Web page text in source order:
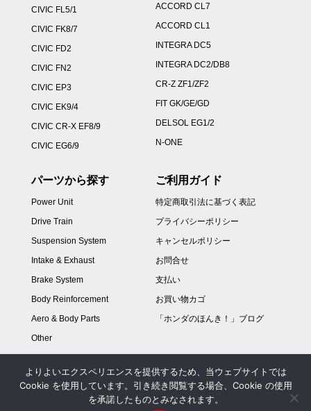
CIVIC FL5/1
CIVIC FK8/7
CIVIC FD2
CIVIC FN2
CIVIC EP3
CIVIC EK9/4
CIVIC CR-X EF8/9
CIVIC EG6/9
ACCORD CL7
ACCORD CL1
INTEGRA DC5
INTEGRA DC2/DB8
CR-Z ZF1/ZF2
FIT GK/GE/GD
DELSOL EG1/2
N-ONE
パーツから探す
Power Unit
Drive Train
Suspension System
Intake & Exhaust
Brake System
Body Reinforcement
Aero & Body Parts
Other
ご利用ガイド
特定商取引法に基づく表記
プライバシーポリシー
キャンセルポリシー
お問合せ
支払い
お買い物カゴ
「ホンダのほんき！」ブログ
よりよいエクスペリエンスを提供するため、当ウェブサイトでは
Cookie を使用しています。引き続き閲覧する場合、Cookie の使用
を承諾したものとみなされます。